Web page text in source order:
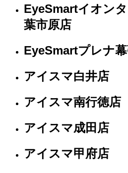
EyeSmartイオン
葉市原店
EyeSmartプレナ
アイスマ白井店
アイスマ南行徳店
アイスマ成田店
アイスマ甲府店